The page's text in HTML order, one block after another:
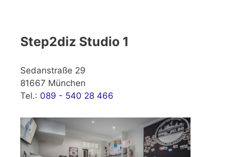
Step2diz Studio 1
Sedanstraße 29
81667 München
Tel.: 089 - 540 28 466